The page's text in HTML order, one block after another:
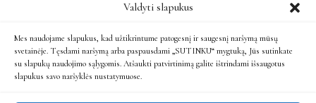
Valdyti slapukus
Mes naudojame slapukus, kad užtikrintume patogesnį ir saugesnį naršymą mūsų
svetainėje. Tęsdami naršymą arba paspausdami „SUTINKU“ mygtuką, Jūs sutinkate
su slapukų naudojimo sąlygomis. Atšaukti patvirtinimą galite ištrindami išsaugotus
slapukus savo naršyklės nustatymuose.
MONA LT, MB
Įm. kodas: 305479931